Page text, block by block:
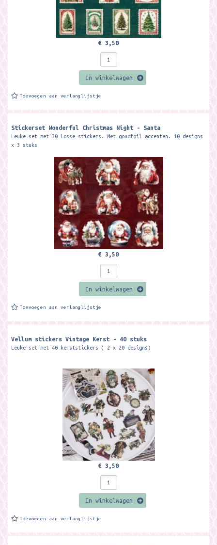
€ 3,50
In winkelwagen
Toevoegen aan verlanglijstje
Stickerset Wonderful Christmas Night - Santa
Leuke set met 30 losse stickers. Met goudfoil accenten. 10 designs
x 3 stuks
€ 3,50
In winkelwagen
Toevoegen aan verlanglijstje
Vellum stickers Vintage Kerst - 40 stuks
Leuke set met 40 kerststickers ( 2 x 20 designs)
€ 3,50
In winkelwagen
Toevoegen aan verlanglijstje